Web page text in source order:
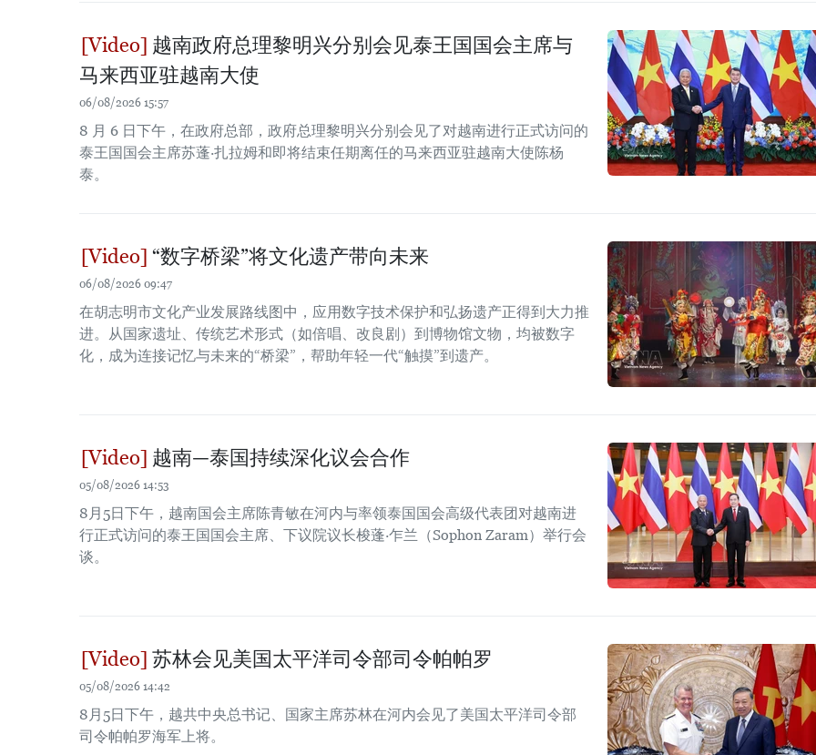
越南政府总理黎明兴分别会见泰王国国会主席与
马来西亚驻越南大使
06/08/2026 15:57
8 月 6 日下午，在政府总部，政府总理黎明兴分别会见了对越南进行正式访问的
泰王国国会主席苏蓬·扎拉姆和即将结束任期离任的马来西亚驻越南大使陈杨
泰。
“数字桥梁”将文化遗产带向未来
06/08/2026 09:47
在胡志明市文化产业发展路线图中，应用数字技术保护和弘扬遗产正得到大力推
进。从国家遗址、传统艺术形式（如倍唱、改良剧）到博物馆文物，均被数字
化，成为连接记忆与未来的“桥梁”，帮助年轻一代“触摸”到遗产。
越南—泰国持续深化议会合作
05/08/2026 14:53
8月5日下午，越南国会主席陈青敏在河内与率领泰国国会高级代表团对越南进
行正式访问的泰王国国会主席、下议院议长梭蓬·乍兰（Sophon Zaram）举行会
谈。
苏林会见美国太平洋司令部司令帕帕罗
05/08/2026 14:42
8月5日下午，越共中央总书记、国家主席苏林在河内会见了美国太平洋司令部
司令帕帕罗海军上将。